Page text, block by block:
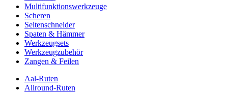
Multifunktionswerkzeuge
Scheren
Seitenschneider
Spaten & Hämmer
Werkzeugsets
Werkzeugzubehör
Zangen & Feilen
Aal-Ruten
Allround-Ruten